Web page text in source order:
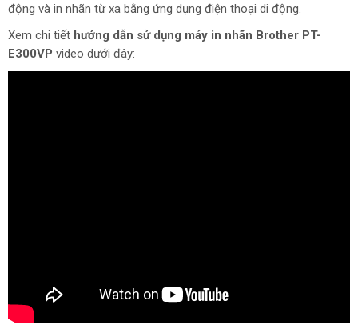
động và in nhãn từ xa bằng ứng dụng điện thoại di động.
Xem chi tiết hướng dẫn sử dụng máy in nhãn Brother PT-
E300VP video dưới đây: